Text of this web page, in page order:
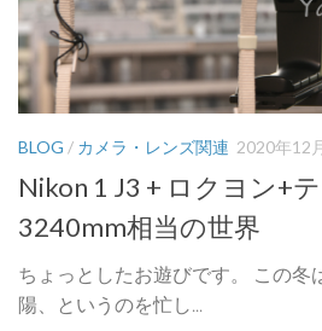
BLOG / カメラ・レンズ関連 2020年12
Nikon 1 J3 + ロクヨン+
3240mm相当の世界
ちょっとしたお遊びです。 この冬
陽、というのを忙し...